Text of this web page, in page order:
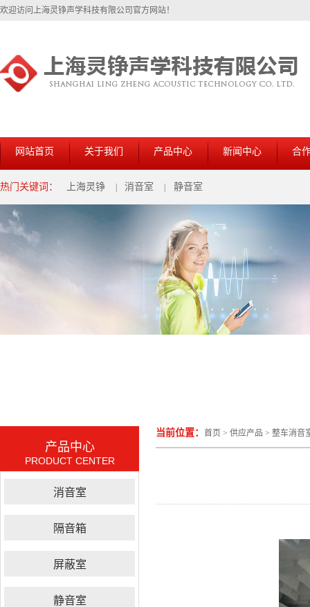
欢迎访问上海灵铮声学科技有限公司官方网站！
网站首页 关于我们 产品中心 新闻中心 合
热门关键词： 上海灵铮 消音室 静音室
当前位置： 首页 > 供应产品 > 整车消音
产品中心
PRODUCT CENTER
消音室
隔音箱
屏蔽室
静音室